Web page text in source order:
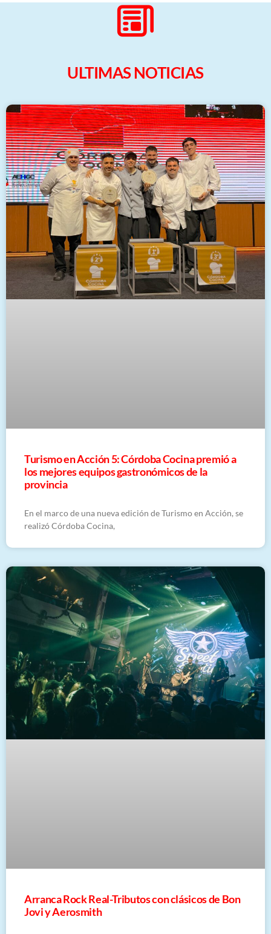
ULTIMAS NOTICIAS
Turismo en Acción 5: Córdoba Cocina premió a
los mejores equipos gastronómicos de la
provincia
En el marco de una nueva edición de Turismo en Acción, se
realizó Córdoba Cocina,
Arranca Rock Real-Tributos con clásicos de Bon
Jovi y Aerosmith